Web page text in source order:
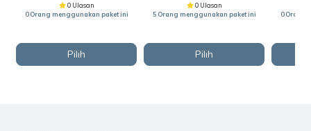
0 Ulasan
0 Orang menggunakan paket ini
Pilih
0 Ulasan
5 Orang menggunakan paket ini
Pilih
0 Orang